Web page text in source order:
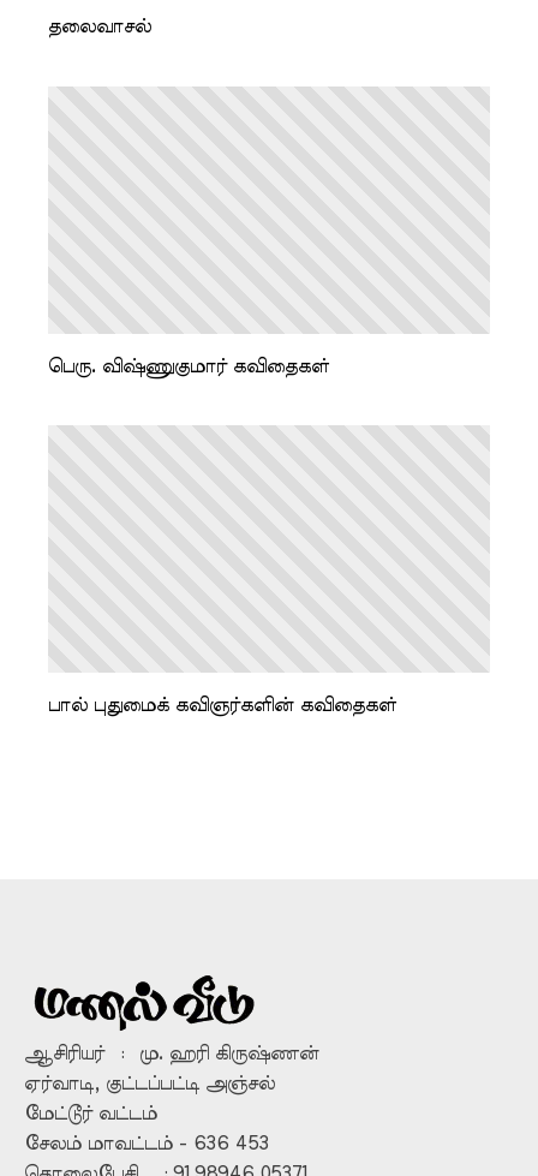
தலைவாசல்
பெரு. விஷ்ணுகுமார் கவிதைகள்
பால் புதுமைக் கவிஞர்களின் கவிதைகள்
ஆசிரியர் : மு. ஹரி கிருஷ்ணன்
ஏர்வாடி, குட்டப்பட்டி அஞ்சல்
மேட்டூர் வட்டம்
சேலம் மாவட்டம் - 636 453